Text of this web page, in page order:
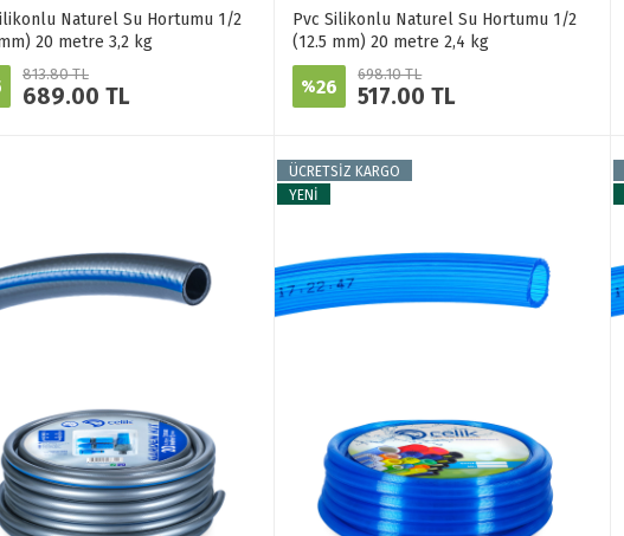
Naturel Su Hortumu 1/2
20 metre 3,2 kg
813.80 TL
689.00 TL
Pvc Silikonlu Naturel Su Hortumu 1/2
(12.5 mm) 20 metre 2,4 kg
%26
698.10 TL
517.00 TL
ÜCRETSİZ KARGO
YENİ